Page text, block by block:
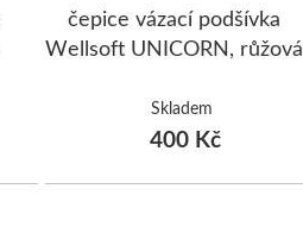
čepice vázací podšívka
Wellsoft UNICORN, růžová
Skladem
400 Kč